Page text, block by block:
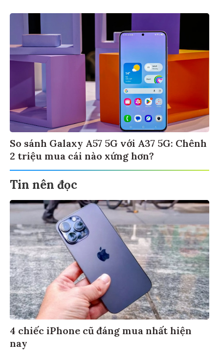
So sánh Galaxy A57 5G với A37 5G: Chênh
2 triệu mua cái nào xứng hơn?
Tin nên đọc
4 chiếc iPhone cũ đáng mua nhất hiện
nay